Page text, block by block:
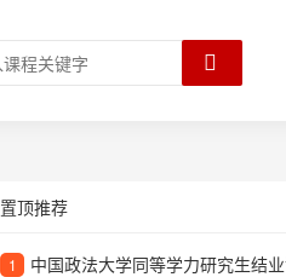
置顶推荐
1 中国政法大学同等学力研究生结